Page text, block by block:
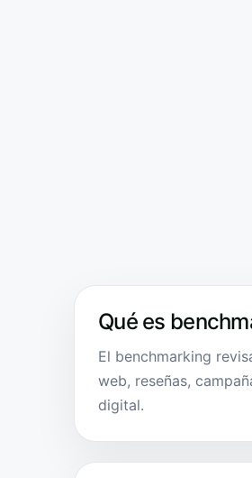
Qué es
El benchmarking
web, reseñas,
digital.